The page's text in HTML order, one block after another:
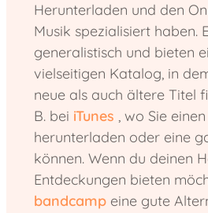
Herunterladen und den
Musik spezialisiert haben.
generalistisch und bieten
vielseitigen Katalog, in
neue als auch ältere Titel
B. bei iTunes , wo Sie
herunterladen oder eine
können. Wenn du deinen
Entdeckungen bieten
bandcampeine gute